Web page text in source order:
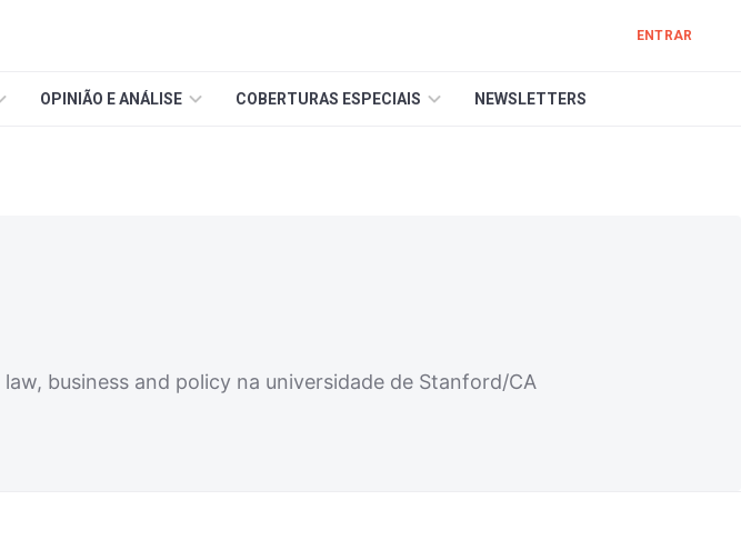
ENTRAR
OPINIÃO E ANÁLISE COBERTURAS ESPECIAIS NEWSLETTERS
business and policy na universidade de Stanford/CA